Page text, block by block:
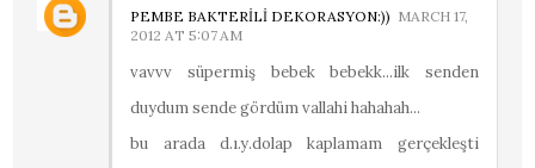
PEMBE BAKTERİLİ DEKORASYON:)) MARCH 17,
2012 AT 5:07 AM
vavvv süpermiş bebek bebekk...ilk senden
duydum sende gördüm vallahi hahahah...
bu arada d.ı.y.dolap kaplamam gerçekleşti